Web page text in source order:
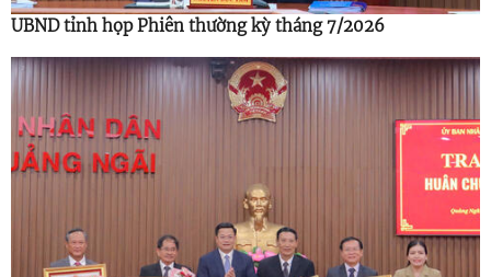
UBND tỉnh họp Phiên thường kỳ tháng 7/2026